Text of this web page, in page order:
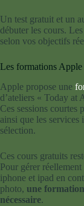
Un test gratuit et un
débuter les cours.
selon vos objectifs
Les formations Apple
Apple propose une
d’ateliers « Today at
Ces sessions courtes
ainsi que les
sélection.
Ces cours gratuits
Pour gérer
iphone et ipad en
photo, une
nécessaire.